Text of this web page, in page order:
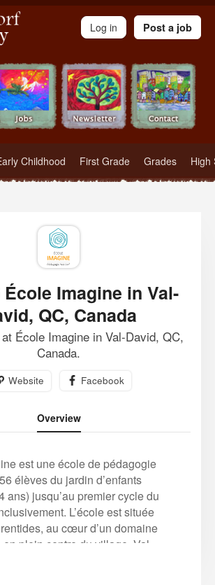
- Waldorf Employment in Waldorf Schools
Childhood First Grade Grades High
Log in Post a job
Imagine in Val-
QC, Canada
École Imagine in Val-David, QC,
Canada.
Website Facebook
Overview
est une école de pédagogie
élèves du jardin d’enfants
ans) jusqu’au premier cycle du
L’école est située
au cœur d’un domaine
plein centre du village. Val-
pour sa qualité de vie, la
qui l’entoure, sa communauté